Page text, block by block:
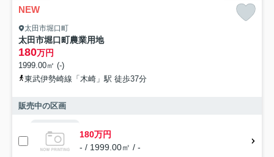
NEW
太田市堀口町
太田市堀口町農業用地
180万円
1999.00㎡ (-)
東武伊勢崎線「木崎」駅 徒歩37分
販売中の区画
180万円
- / 1999.00㎡ / -